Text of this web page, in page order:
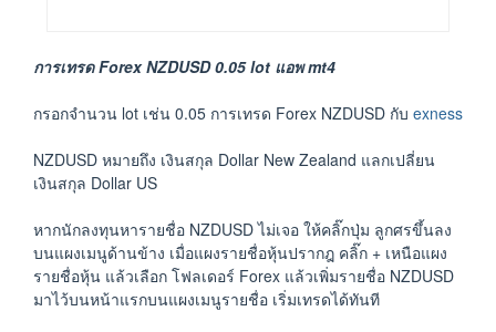
การเทรด Forex NZDUSD 0.05 lot แอพ mt4
กรอกจำนวน lot เช่น 0.05 การเทรด Forex NZDUSD กับ exness
NZDUSD หมายถึง เงินสกุล Dollar New Zealand แลกเปลี่ยน
เงินสกุล Dollar US
หากนักลงทุนหารายชื่อ NZDUSD ไม่เจอ ให้คลิ๊กปุ่ม ลูกศรขึ้นลง
บนแผงเมนูด้านข้าง เมื่อแผงรายชื่อหุ้นปรากฎ คลิ๊ก + เหนือแผง
รายชื่อหุ้น แล้วเลือก โฟลเดอร์ Forex แล้วเพิ่มรายชื่อ NZDUSD
มาไว้บนหน้าแรกบนแผงเมนูรายชื่อ เริ่มเทรดได้ทันที